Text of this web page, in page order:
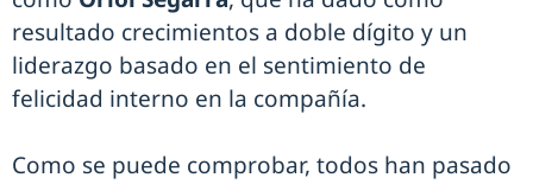
resultado crecimientos a doble dígito y un
liderazgo basado en el sentimiento de
felicidad interno en la compañía.
Como se puede comprobar, todos han pasado